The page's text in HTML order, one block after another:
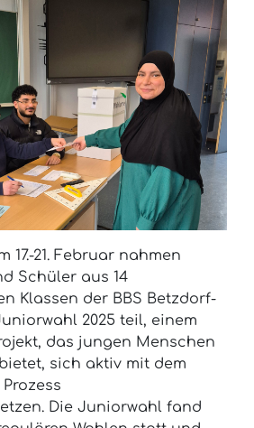
17.-21. Februar nahmen
Schüler aus 14
Klassen der BBS Betzdorf-
2025 teil, einem
das jungen Menschen
sich aktiv mit dem
Die Juniorwahl fand